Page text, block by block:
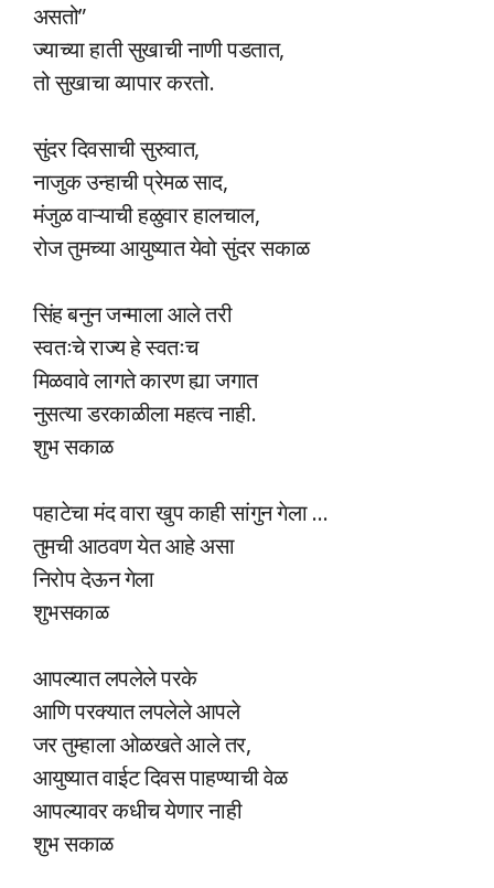
असतो”
ज्याच्या हाती सुखाची नाणी पडतात,
तो सुखाचा व्यापार करतो.
सुंदर दिवसाची सुरुवात,
नाजुक उन्हाची प्रेमळ साद,
मंजुळ वाऱ्याची हळुवार हालचाल,
रोज तुमच्या आयुष्यात येवो सुंदर सकाळ
सिंह बनुन जन्माला आले तरी
स्वतःचे राज्य हे स्वतःच
मिळवावे लागते कारण ह्या जगात
नुसत्या डरकाळीला महत्व नाही.
शुभ सकाळ
पहाटेचा मंद वारा खुप काही सांगुन गेला …
तुमची आठवण येत आहे असा
निरोप देऊन गेला
शुभसकाळ
आपल्यात लपलेले परके
आणि परक्यात लपलेले आपले
जर तुम्हाला ओळखते आले तर,
आयुष्यात वाईट दिवस पाहण्याची वेळ
आपल्यावर कधीच येणार नाही
शुभ सकाळ